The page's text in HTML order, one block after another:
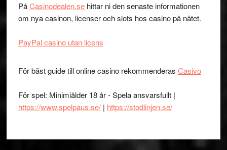
PåCasinodealen.sehittar ni den senaste informationen
om nya casinon, licenser och slots hos casino på nätet.
PayPal casino utan licens
För bäst guide till online casino rekommenderas Casivo
För spel: Minimiålder 18 år - Spela ansvarsfullt |
https://www.spelpaus.se/| https://stodlinjen.se/